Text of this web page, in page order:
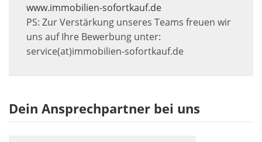
www.immobilien-sofortkauf.de
PS: Zur Verstärkung unseres Teams freuen wir
uns auf Ihre Bewerbung unter:
service(at)immobilien-sofortkauf.de
Dein Ansprechpartner bei uns